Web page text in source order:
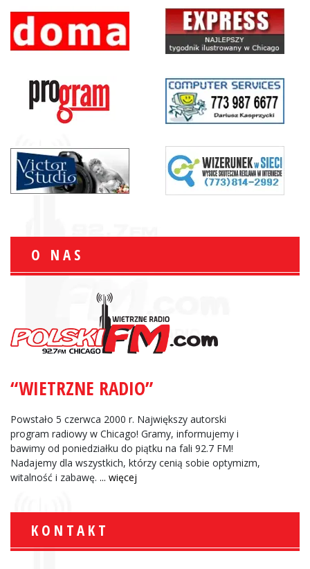
O NAS
“WIETRZNE RADIO”
Powstało 5 czerwca 2000 r. Największy autorski
program radiowy w Chicago! Gramy, informujemy i
bawimy od poniedziałku do piątku na fali 92.7 FM!
Nadajemy dla wszystkich, którzy cenią sobie optymizm,
witalność i zabawę. ... więcej
KONTAKT